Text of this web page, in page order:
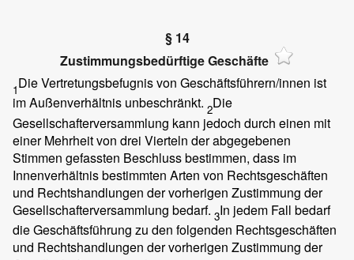
§ 14
Zustimmungsbedürftige Geschäfte
1Die Vertretungsbefugnis von Geschäftsführern/innen ist
im Außenverhältnis unbeschränkt. 2Die
Gesellschafterversammlung kann jedoch durch einen mit
einer Mehrheit von drei Vierteln der abgegebenen
Stimmen gefassten Beschluss bestimmen, dass im
Innenverhältnis bestimmten Arten von Rechtsgeschäften
und Rechtshandlungen der vorherigen Zustimmung der
Gesellschafterversammlung bedarf. 3In jedem Fall bedarf
die Geschäftsführung zu den folgenden Rechtsgeschäften
und Rechtshandlungen der vorherigen Zustimmung der